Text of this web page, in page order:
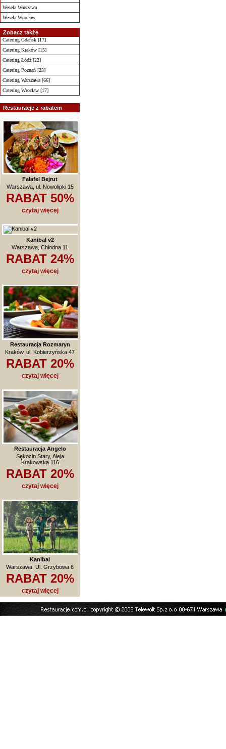
Wesela Warszawa
Wesela Wrocław
Zobacz także
Catering Gdańsk [17]
Catering Kraków [15]
Catering Łódź [22]
Catering Poznań [23]
Catering Warszawa [66]
Catering Wrocław [17]
Restauracje z rabatem
Falafel Bejrut
Warszawa, ul. Nowolipki 15
RABAT 50%
czytaj więcej
Kanibal v2
Warszawa, Chłodna 11
RABAT 24%
czytaj więcej
Restauracja Rozmaryn
Kraków, ul. Kobierzyńska 47
RABAT 20%
czytaj więcej
Restauracja Angelo
Sękocin Stary, Aleja
Krakowska 116
RABAT 20%
czytaj więcej
Kanibal
Warszawa, Ul. Grzybowa 6
RABAT 20%
czytaj więcej